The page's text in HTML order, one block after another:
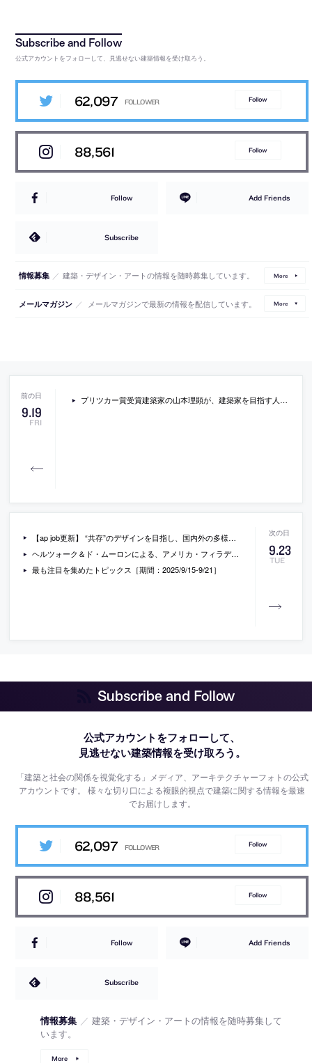
公式アカウントをフォローして、見逃せない建築情報を受け取ろう。
62,097 Follow
88,561 Follow
Follow Add Friends
Subscribe
情報募集 ／ 建築・デザイン・アートの情報を随時募集しています。 More
メールマガジン ／ メールマガジンで最新の情報を配信しています。 More
9.19
FRI
プリツカー賞受賞建築家の山本理顕が、建築家を目指す人たちへのアドバイスを語っている動画。ルイジアナ美術館の制作で2025年9月に公開されたもの
9.23
TUE
【ap job更新】 “共存”のデザインを目指し、国内外の多様なプロジェクトに取り組む「トラオシェアーキテクツ」が、設計スタッフ（経験者・既卒・2025年新卒）と広報事務を募集中
ヘルツォーク＆ド・ムーロンによる、アメリカ・フィラデルフィアの美術館「カルダー・ガーデンズ」。20世紀を代表する彫刻家の為の美術館。高速道路沿いの“都市の空白地”に造られる建築として、人々の目的地であると共に“新たなタイプの芸術と過ごす空間”を志向。“内部に建物を含んだ庭”としての施設を考案
最も注目を集めたトピックス［期間：2025/9/15-9/21］
Subscribe and Follow
公式アカウントをフォローして、
見逃せない建築情報を受け取ろう。
「建築と社会の関係を視覚化する」メディア、アーキテクチャーフォトの公式
アカウントです。様々な切り口による複眼的視点で建築に関する情報を最速
でお届けします。
62,097 Follow
88,561 Follow
Follow Add Friends
Subscribe
情報募集 ／ 建築・デザイン・アートの情報を随時募集して
います。
More